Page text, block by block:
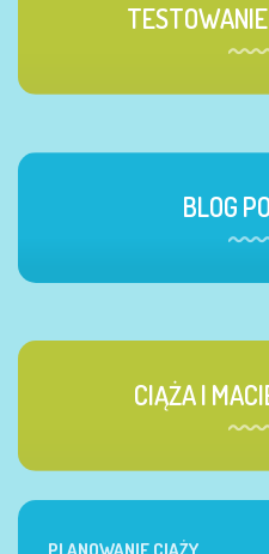
BLOG
CIĄŻA I